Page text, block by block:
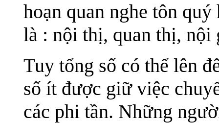
hoạn quan nghe tôn
là : nội thị, quan thị, nội
Tuy tổng số có thể lên
số ít được giữ việc
các phi tần. Những